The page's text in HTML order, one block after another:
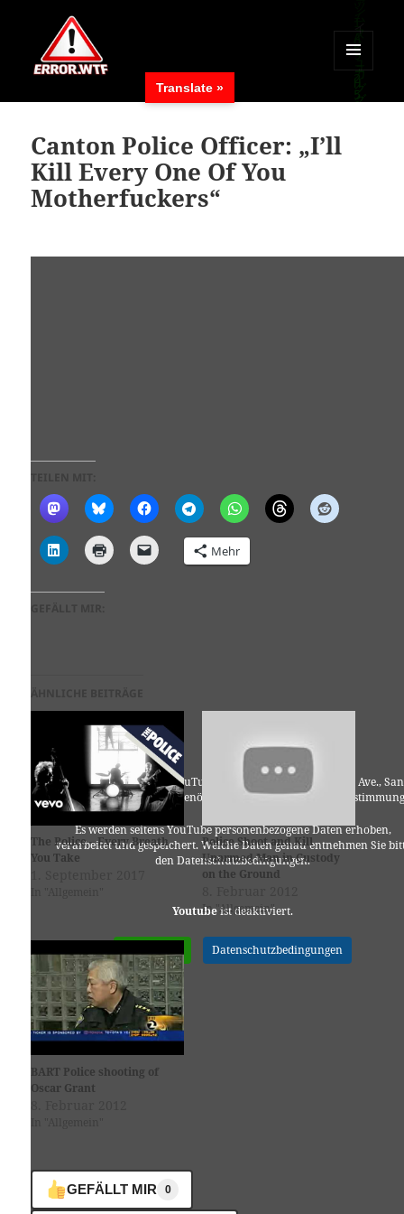
MENÜ
UND
WIDGETS
Canton Police Officer: „I’ll
Kill Every One Of You
Motherfuckers“
Für die Nutzung von YouTube (YouTube, LLC, 901 Cherry Ave., San
Bruno, CA 94066, USA) benötigen wir laut DSGVO Ihre
Es werden seitens YouTube personenbezogene Daten erhoben,
verarbeitet und gespeichert. Welche Daten genau entnehmen Sie
den Datenschutzbedingungen.
Youtubeist deaktiviert.
✓ Erlauben Datenschutzbedingungen
Mehr
The Police – Every Breath
You Take
Police Shoot and Kill
Unarmed Man in Custody
on the Ground
In "Allgemein"
BART Police shooting of
Oscar Grant
GEFÄLLT MIR 0
Translate »